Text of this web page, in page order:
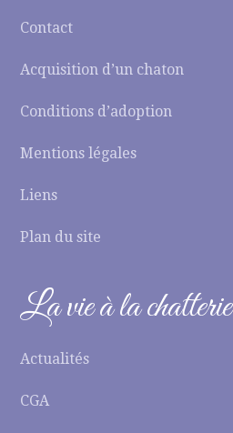
Contact
Acquisition d’un chaton
Conditions d’adoption
Mentions légales
Liens
Plan du site
La vie à la chatterie
Actualités
CGA